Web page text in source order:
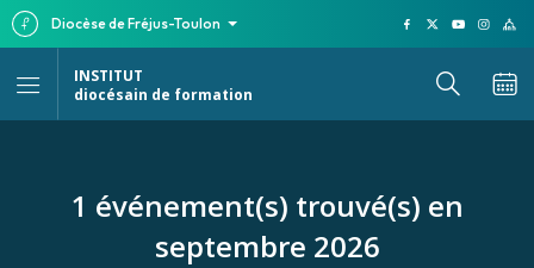
Diocèse de Fréjus-Toulon
INSTITUT
diocésain de formation
1 événement(s) trouvé(s) en
septembre 2026